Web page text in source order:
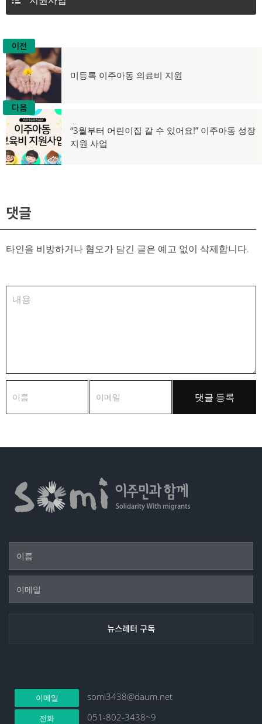
글
탐
색
이전
이
미등록 이주아동 의료비 지원
다음
다
음
“3월부터 어린이집 갈 수 있어요!” 이주아동 성장
지원 사업
댓글
타인을 비방하거나 혐오가 담긴 글은 예고 없이 삭제합니다.
이메일 somi3438@daum.net
전화 051-802-3438~9